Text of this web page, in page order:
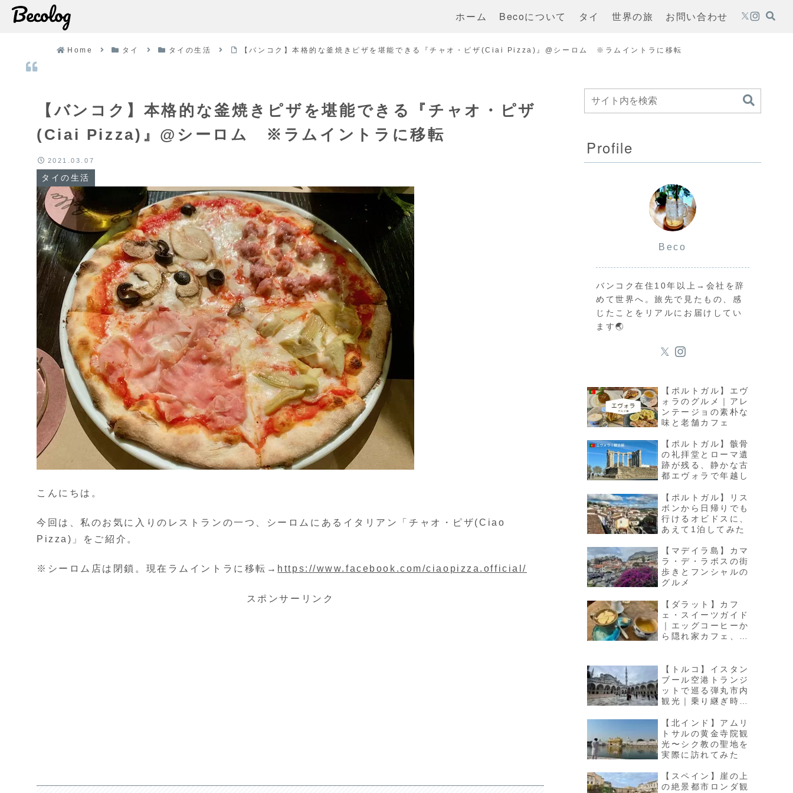
ホーム Becoについて タイ 世界の旅 お問い合わせ
Home タイ タイの生活 【バンコク】本格的な釜焼きピザを堪能できる『チャオ・ピザ(Ciai Pizza)』@シーロム ※ラムイントラに移転
【バンコク】本格的な釜焼きピザを堪能できる『チャオ・ピザ
(Ciai Pizza)』@シーロム ※ラムイントラに移転
タイの生活
2021.03.07
こんにちは。
今回は、私のお気に入りのレストランの一つ、シーロムにあるイタリアン「チャオ・ピザ(Ciao
Pizza)」をご紹介。
※シーロム店は閉鎖。現在ラムイントラに移転→ https://www.facebook.com/ciaopizza.official/
スポンサーリンク
Profile
Beco
バンコク在住10年以上→会社を辞
めて世界へ。旅先で見たもの、感
じたことをリアルにお届けしてい
ます🌏
【ポルトガル】エヴ
ォラのグルメ｜アレ
ンテージョの素朴な
味と老舗カフェ
【ポルトガル】骸骨
の礼拝堂とローマ遺
跡が残る、静かな古
都エヴォラで年越し
【ポルトガル】リス
ボンから日帰りでも
行けるオビドスに、
あえて1泊してみた
【マデイラ島】カマ
ラ・デ・ラボスの街
歩きとフンシャルの
グルメ
【ダラット】カフ
ェ・スイーツガイド
｜エッグコーヒーか
ら隠れ家カフェ、チ
【トルコ】イスタン
ブール空港トランジ
ットで巡る弾丸市内
観光｜乗り継ぎ時間
【北インド】アムリ
トサルの黄金寺院観
光〜シク教の聖地を
実際に訪れてみた
【スペイン】崖の上
の絶景都市ロンダ観